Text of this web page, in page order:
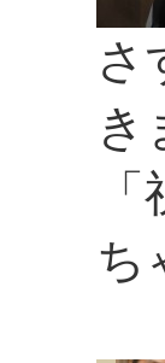
さ
き
ち